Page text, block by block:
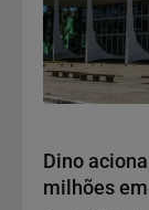
Dino
milhões